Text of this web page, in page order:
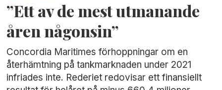
”Ett av de mest utmanande
åren någonsin”
Concordia Maritimes förhoppningar om en
återhämtning på tankmarknaden under 2021
infriades inte. Rederiet redovisar ett finansiellt